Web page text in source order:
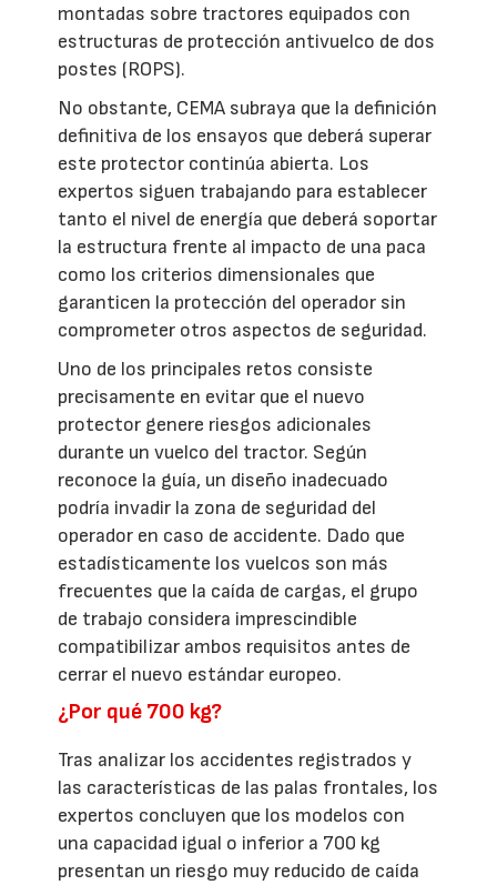
montadas sobre tractores equipados con
estructuras de protección antivuelco de dos
postes (ROPS).
No obstante, CEMA subraya que la definición
definitiva de los ensayos que deberá superar
este protector continúa abierta. Los
expertos siguen trabajando para establecer
tanto el nivel de energía que deberá soportar
la estructura frente al impacto de una paca
como los criterios dimensionales que
garanticen la protección del operador sin
comprometer otros aspectos de seguridad.
Uno de los principales retos consiste
precisamente en evitar que el nuevo
protector genere riesgos adicionales
durante un vuelco del tractor. Según
reconoce la guía, un diseño inadecuado
podría invadir la zona de seguridad del
operador en caso de accidente. Dado que
estadísticamente los vuelcos son más
frecuentes que la caída de cargas, el grupo
de trabajo considera imprescindible
compatibilizar ambos requisitos antes de
cerrar el nuevo estándar europeo.
¿Por qué 700 kg?
Tras analizar los accidentes registrados y
las características de las palas frontales, los
expertos concluyen que los modelos con
una capacidad igual o inferior a 700 kg
presentan un riesgo muy reducido de caída